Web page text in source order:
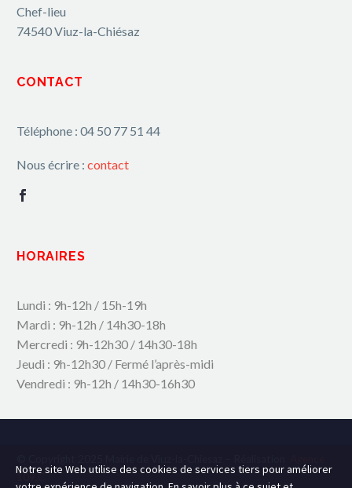
Chef-lieu
74540 Viuz-la-Chiésaz
CONTACT
Téléphone : 04 50 77 51 44
Nous écrire : contact
HORAIRES
Lundi : 9h-12h / 15h-19h
Mardi : 9h-12h / 14h30-18h
Mercredi : 9h-12h30 / 14h30-18h
Jeudi : 9h-12h30 / Fermé l’après-midi
Vendredi : 9h-12h / 14h30-16h30
109.C
Notre site Web utilise des cookies de services tiers pour améliorer